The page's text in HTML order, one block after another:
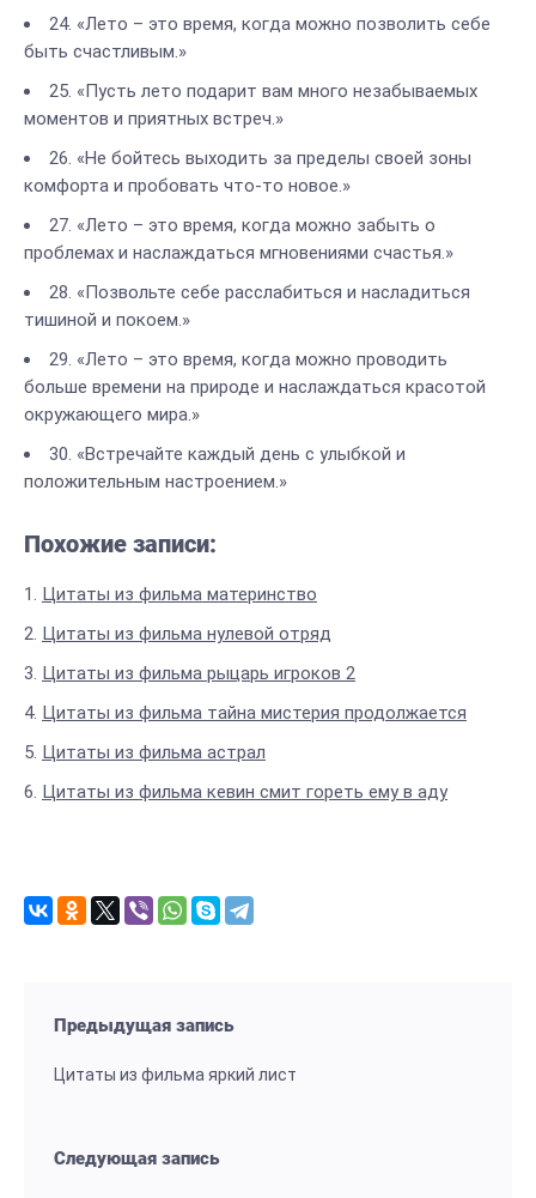
24. «Лето – это время, когда можно позволить себе
быть счастливым.»
25. «Пусть лето подарит вам много незабываемых
моментов и приятных встреч.»
26. «Не бойтесь выходить за пределы своей зоны
комфорта и пробовать что-то новое.»
27. «Лето – это время, когда можно забыть о
проблемах и наслаждаться мгновениями счастья.»
28. «Позвольте себе расслабиться и насладиться
тишиной и покоем.»
29. «Лето – это время, когда можно проводить
больше времени на природе и наслаждаться красотой
окружающего мира.»
30. «Встречайте каждый день с улыбкой и
положительным настроением.»
Похожие записи:
Цитаты из фильма материнство
Цитаты из фильма нулевой отряд
Цитаты из фильма рыцарь игроков 2
Цитаты из фильма тайна мистерия продолжается
Цитаты из фильма астрал
Цитаты из фильма кевин смит гореть ему в аду
Предыдущая запись
Цитаты из фильма яркий лист
Следующая запись